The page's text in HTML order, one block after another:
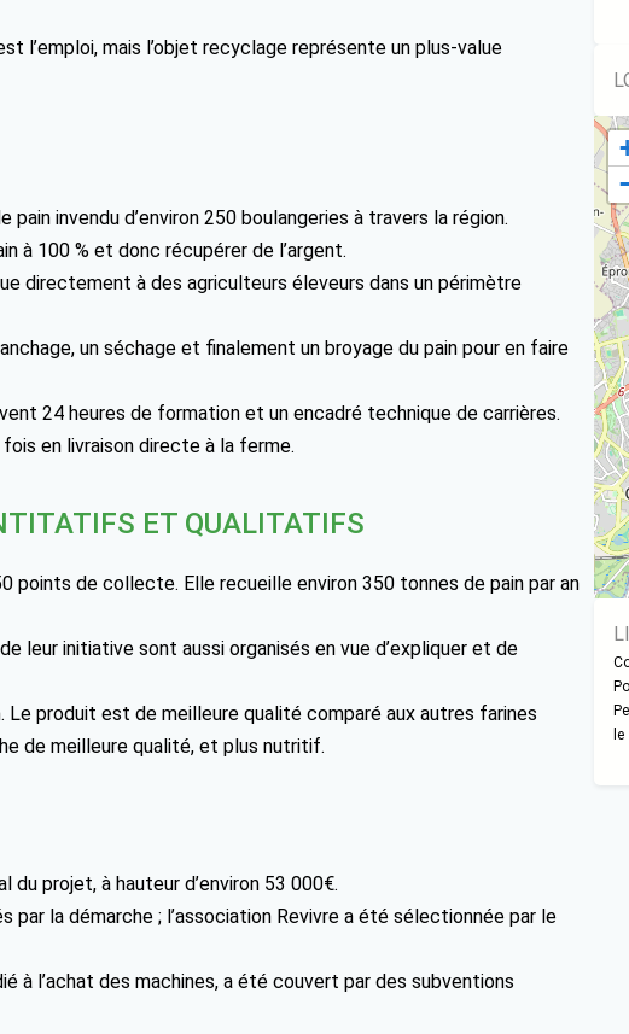
l’emploi, mais l’objet recyclage représente un plus-value
invendu d’environ 250 boulangeries à travers la région.
à 100 % et donc récupérer de l’argent.
directement à des agriculteurs éleveurs dans un périmètre
un séchage et finalement un broyage du pain pour en faire
24 heures de formation et un encadré technique de carrières.
en livraison directe à la ferme.
ET QUALITATIFS
points de collecte. Elle recueille environ 350 tonnes de pain par an
leur initiative sont aussi organisés en vue d’expliquer et de
produit est de meilleure qualité comparé aux autres farines
de meilleure qualité, et plus nutritif.
projet, à hauteur d’environ 53 000€.
la démarche ; l’association Revivre a été sélectionnée par le
à l’achat des machines, a été couvert par des subventions